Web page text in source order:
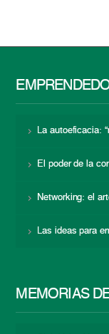
La autoeficacia:
El poder de la
Networking: el
Las ideas para
MEMORIAS